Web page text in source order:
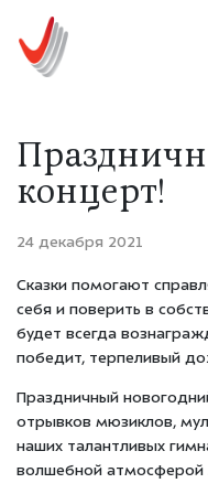
концерт!
24 декабря 2021
Сказки помогают
себя и поверить в
будет всегда
победит, терпеливый
Праздничный
отрывков мюзиклов,
наших талантливых
волшебной атмосферой